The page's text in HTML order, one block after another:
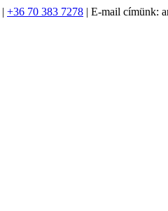
| +36 70 383 7278 | E-mail címünk: